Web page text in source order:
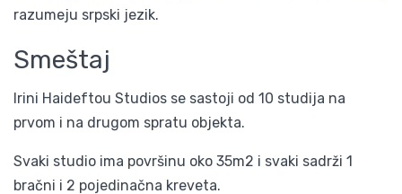
razumeju srpski jezik.
Smeštaj
Irini Haideftou Studios se sastoji od 10 studija na
prvom i na drugom spratu objekta.
Svaki studio ima površinu oko 35m2 i svaki sadrži 1
bračni i 2 pojedinačna kreveta.